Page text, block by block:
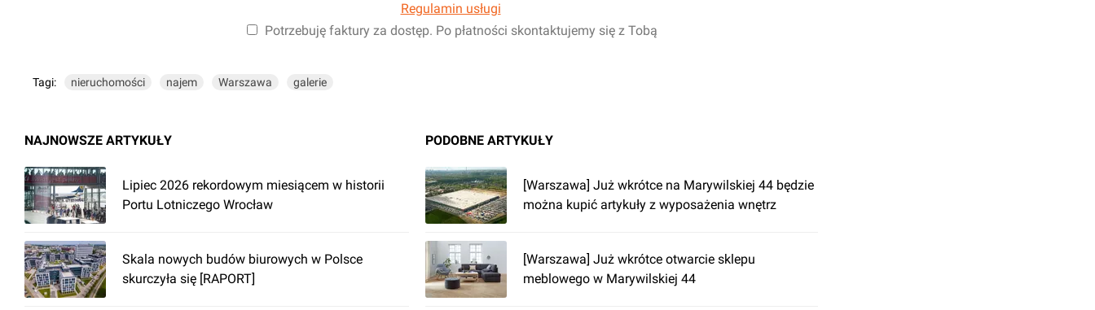
Regulamin usługi
Potrzebuję faktury za dostęp. Po płatności skontaktujemy się z Tobą
Tagi: nieruchomości najem Warszawa galerie
NAJNOWSZE ARTYKUŁY
Lipiec 2026 rekordowym miesiącem w historii
Portu Lotniczego Wrocław
Skala nowych budów biurowych w Polsce
skurczyła się [RAPORT]
PODOBNE ARTYKUŁY
[Warszawa] Już wkrótce na Marywilskiej 44 będzie
można kupić artykuły z wyposażenia wnętrz
[Warszawa] Już wkrótce otwarcie sklepu
meblowego w Marywilskiej 44